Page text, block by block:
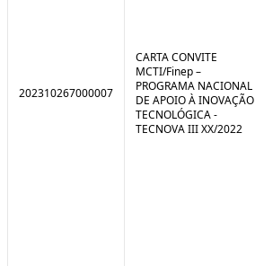
202310267000007
CARTA CONVITE
MCTI/Finep –
PROGRAMA NACIONAL
DE APOIO À INOVAÇÃO
TECNOLÓGICA -
TECNOVA III XX/2022